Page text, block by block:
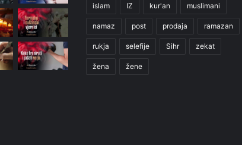
islam IZ kur'an muslimani
namaz post prodaja ramazan
rukja selefije Sihr zekat
žena žene